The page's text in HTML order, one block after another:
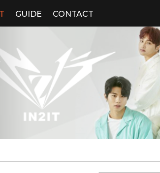
GUIDE CONTACT